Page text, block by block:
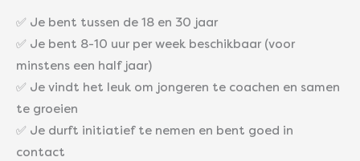
✅ Je bent tussen de 18 en 30 jaar
✅ Je bent 8-10 uur per week beschikbaar (voor
minstens een half jaar)
✅ Je vindt het leuk om jongeren te coachen en samen
te groeien
✅ Je durft initiatief te nemen en bent goed in
contact